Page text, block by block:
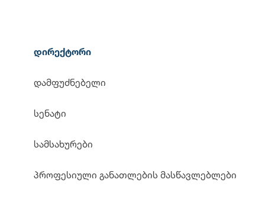
დირექტორი
დამფუძნებელი
სენატი
სამსახურები
პროფესიული განათლების მასწავლებლები